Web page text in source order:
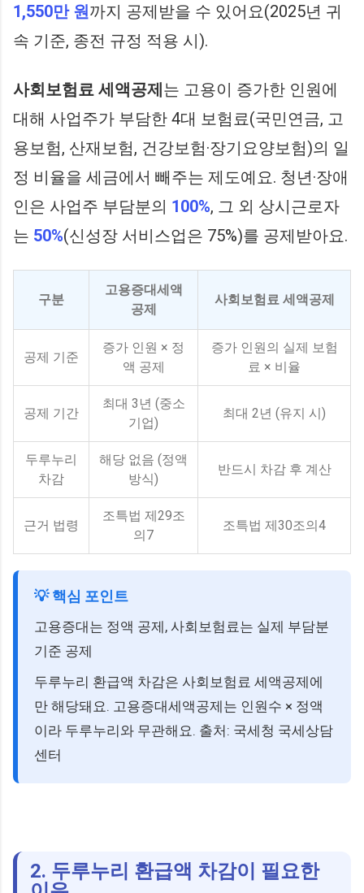
1,550만 원까지 공제받을 수 있어요(2025년 귀
속 기준, 종전 규정 적용 시).
사회보험료 세액공제는 고용이 증가한 인원에
대해 사업주가 부담한 4대 보험료(국민연금, 고
용보험, 산재보험, 건강보험·장기요양보험)의 일
정 비율을 세금에서 빼주는 제도예요. 청년·장애
인은 사업주 부담분의 100%, 그 외 상시근로자
는 50%(신성장 서비스업은 75%)를 공제받아요.
구분
고용증대세액
공제
사회보험료 세액공제
공제 기준
증가 인원 × 정
액 공제
증가 인원의 실제 보험
료 × 비율
공제 기간
최대 3년 (중소
기업)
최대 2년 (유지 시)
두루누리
차감
해당 없음 (정액
방식)
반드시 차감 후 계산
근거 법령
조특법 제29조
의7
조특법 제30조의4
💡 핵심 포인트
고용증대는 정액 공제, 사회보험료는 실제 부담분
기준 공제
두루누리 환급액 차감은 사회보험료 세액공제에
만 해당돼요. 고용증대세액공제는 인원수 × 정액
이라 두루누리와 무관해요. 출처: 국세청 국세상담
센터
2. 두루누리 환급액 차감이 필요한